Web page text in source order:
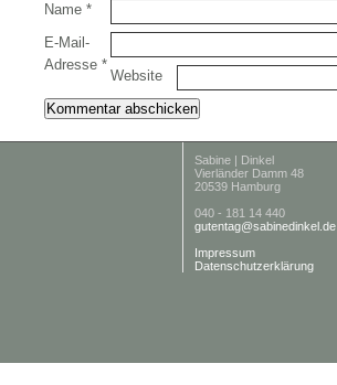
Name *
E-Mail-
Adresse *
Website
Sabine | Dinkel
Vierländer Damm 48
20539 Hamburg
040 - 181 14 440
gutentag@sabinedinkel.de
Impressum
Datenschutzerklärung